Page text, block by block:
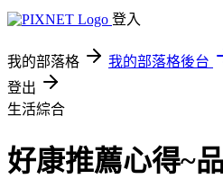
登入
我的部落格 我的部落格後台
登出
生活綜合
好康推薦心得~